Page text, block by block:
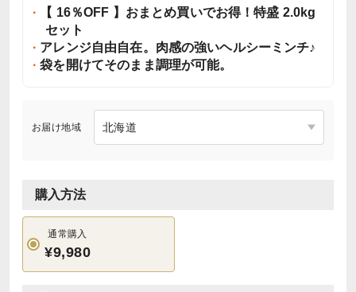
【 16％OFF 】おまとめ買いでお得！特盛 2.0kg
セット
アレンジ自由自在。肉感の強いヘルシーミンチ♪
袋を開けてそのまま調理が可能。
お届け地域
購入方法
通常購入
¥9,980